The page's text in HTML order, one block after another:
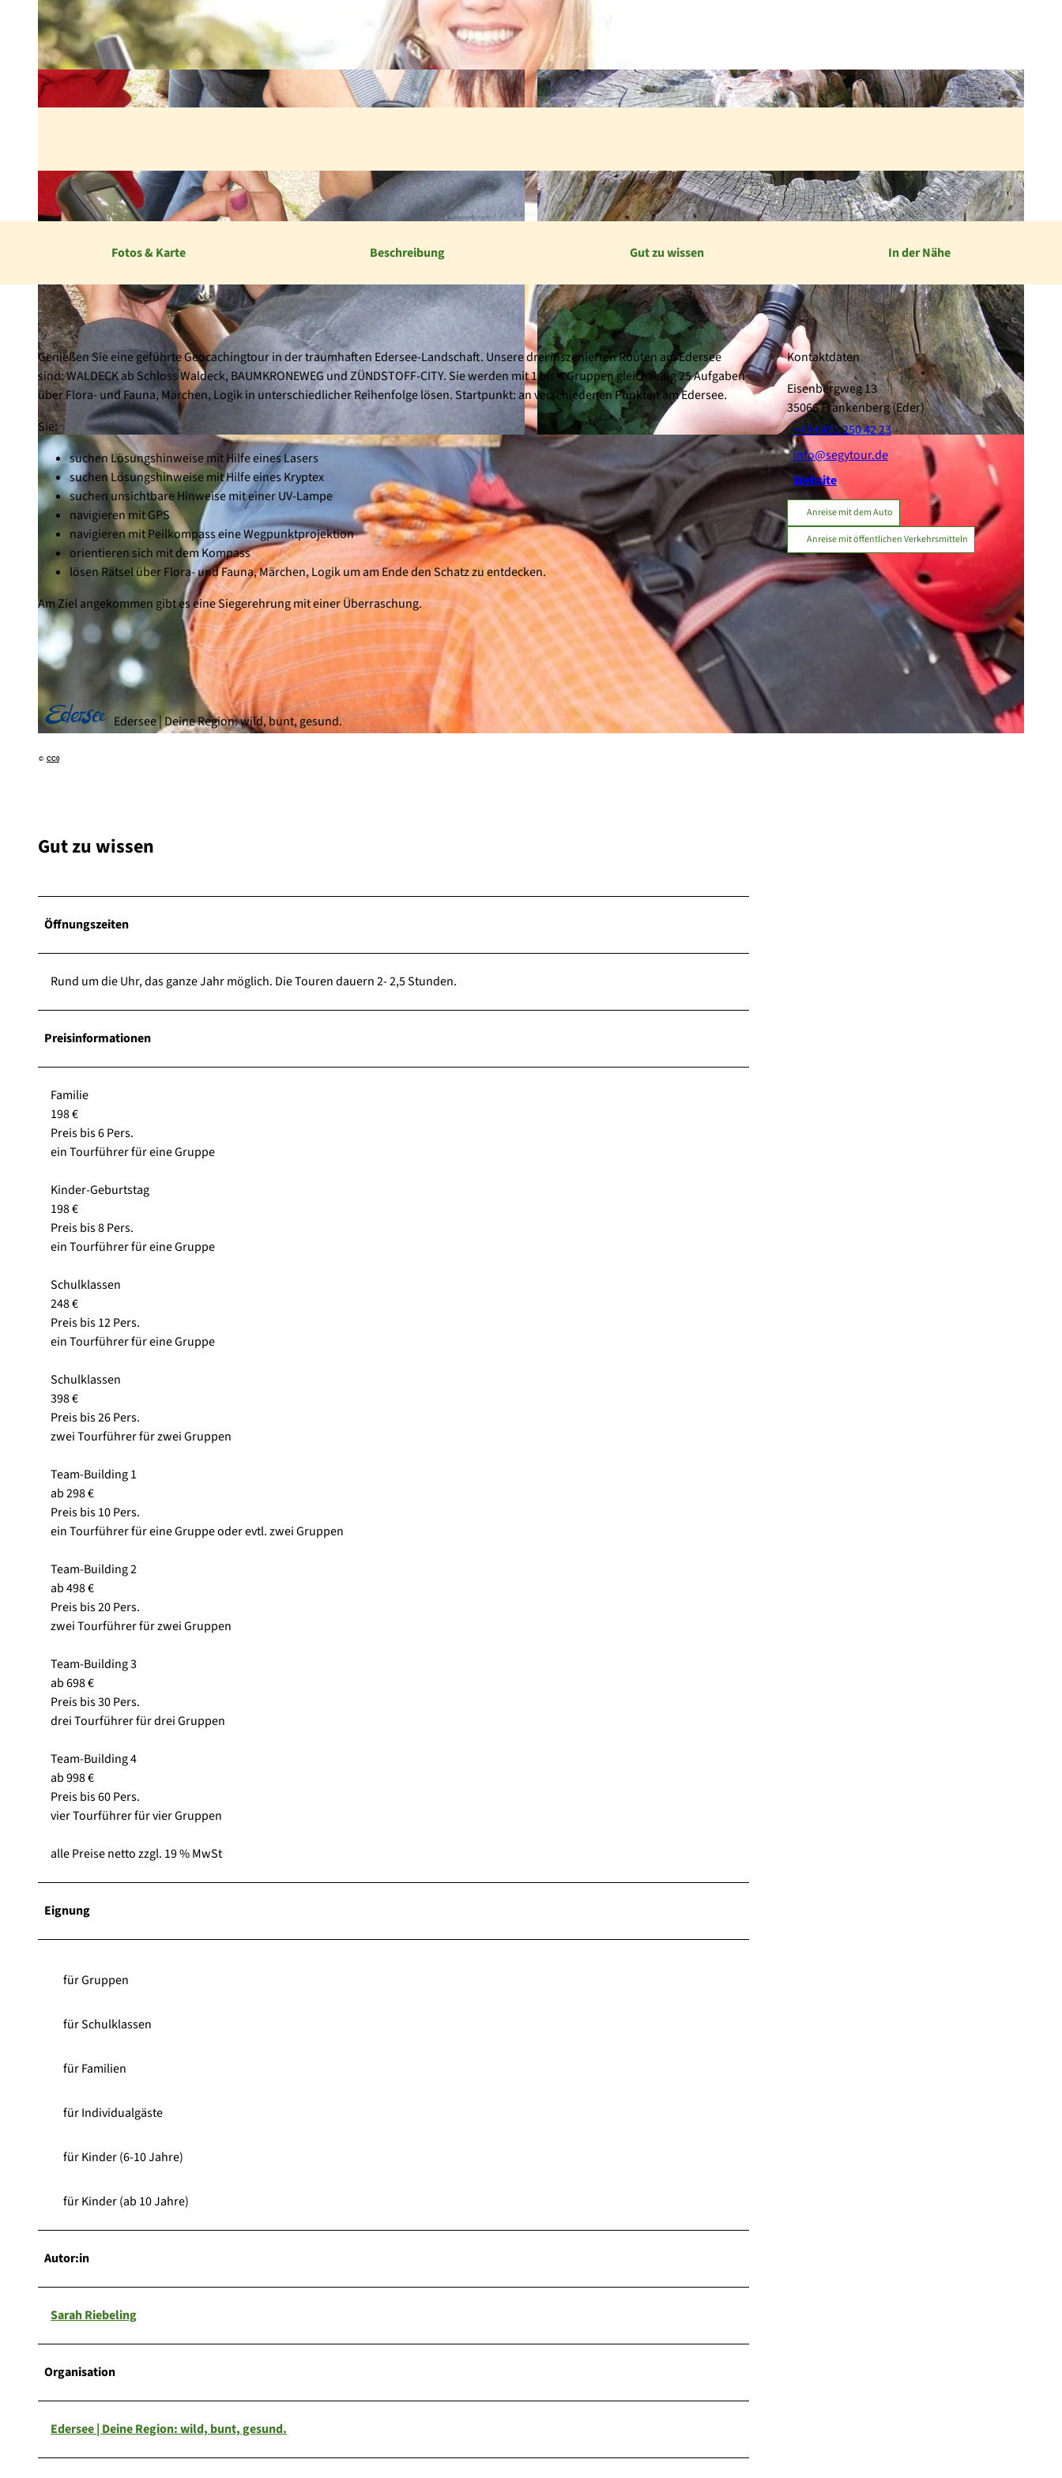
© SEGYTOUR, SEGYTOUR © SEGYTOUR, SEGYTOUR
Fotos & Karte Beschreibung Gut zu wissen In der Nähe
Genießen Sie eine geführte Geocachingtour in der traumhaften Edersee-Landschaft. Unsere drei inszenierten Routen am Edersee
sind: WALDECK ab Schloss Waldeck, BAUMKRONEWEG und ZÜNDSTOFF-CITY. Sie werden mit 1 bis 4 Gruppen gleichzeitig 25 Aufgaben
über Flora- und Fauna, Märchen, Logik in unterschiedlicher Reihenfolge lösen. Startpunkt: an verschiedenen Punkten am Edersee.
Sie:
suchen Lösungshinweise mit Hilfe eines Lasers
suchen Lösungshinweise mit Hilfe eines Kryptex
suchen unsichtbare Hinweise mit einer UV-Lampe
navigieren mit GPS
navigieren mit Peilkompass eine Wegpunktprojektion
orientieren sich mit dem Kompass
lösen Rätsel über Flora- und Fauna, Märchen, Logik um am Ende den Schatz zu entdecken.
Am Ziel angekommen gibt es eine Siegerehrung mit einer Überraschung.
© CC0
Edersee | Deine Region: wild, bunt, gesund.
Gut zu wissen
Öffnungszeiten
Rund um die Uhr, das ganze Jahr möglich. Die Touren dauern 2- 2,5 Stunden.
Preisinformationen
Familie
198 €
Preis bis 6 Pers.
ein Tourführer für eine Gruppe
Kinder-Geburtstag
198 €
Preis bis 8 Pers.
ein Tourführer für eine Gruppe
Schulklassen
248 €
Preis bis 12 Pers.
ein Tourführer für eine Gruppe
Schulklassen
398 €
Preis bis 26 Pers.
zwei Tourführer für zwei Gruppen
Team-Building 1
ab 298 €
Preis bis 10 Pers.
ein Tourführer für eine Gruppe oder evtl. zwei Gruppen
Team-Building 2
ab 498 €
Preis bis 20 Pers.
zwei Tourführer für zwei Gruppen
Team-Building 3
ab 698 €
Preis bis 30 Pers.
drei Tourführer für drei Gruppen
Team-Building 4
ab 998 €
Preis bis 60 Pers.
vier Tourführer für vier Gruppen
alle Preise netto zzgl. 19 % MwSt
Eignung
für Gruppen
für Schulklassen
für Familien
für Individualgäste
für Kinder (6-10 Jahre)
für Kinder (ab 10 Jahre)
Autor:in
Sarah Riebeling
Organisation
Edersee | Deine Region: wild, bunt, gesund.
Kontaktdaten
Eisenbergweg 13
35066Frankenberg (Eder)
+49 6451 250 42 23
info@segytour.de
Website
Anreise mit dem Auto
Anreise mit öffentlichen Verkehrsmitteln